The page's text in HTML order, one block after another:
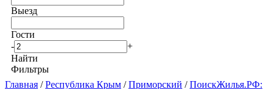
Выезд
Гости
-
+
Найти
Фильтры
Главная /Республика Крым /Приморский /ПоискЖилья.РФ: